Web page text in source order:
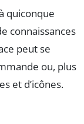
quiconque
connaissances
peut se
ou, plus
et d’icônes.